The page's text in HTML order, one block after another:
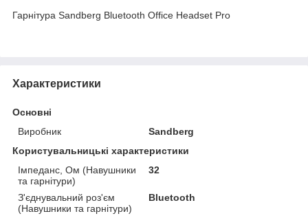
Гарнітура Sandberg Bluetooth Office Headset Pro
Характеристики
Основні
Виробник
Sandberg
Користувальницькі характеристики
Імпеданс, Ом (Навушники
та гарнітури)
32
З'єднувальний роз'єм
(Навушники та гарнітури)
Bluetooth